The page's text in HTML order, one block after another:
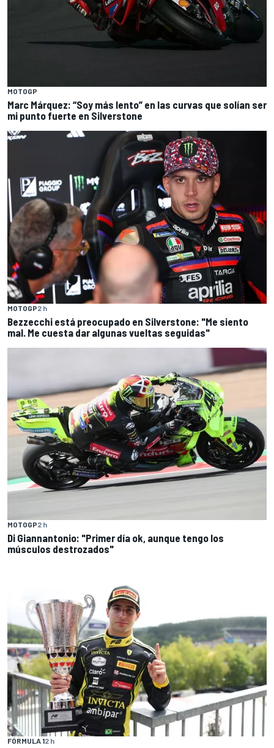
MOTOGP
Marc Márquez: “Soy más lento” en las curvas que solían ser
mi punto fuerte en Silverstone
MOTOGP2 h
Bezzecchi está preocupado en Silverstone: "Me siento
mal. Me cuesta dar algunas vueltas seguidas"
MOTOGP2 h
Di Giannantonio: "Primer día ok, aunque tengo los
músculos destrozados"
FÓRMULA 12 h